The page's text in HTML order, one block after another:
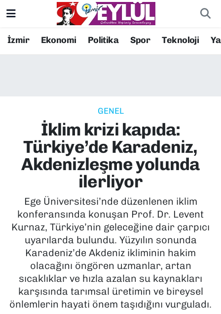
İzmir Ekonomi Politika Spor Teknoloji
GENEL
İklim krizi kapıda:
Türkiye’de Karadeniz,
Akdenizleşme yolunda
ilerliyor
Ege Üniversitesi’nde düzenlenen iklim
konferansında konuşan Prof. Dr. Levent
Kurnaz, Türkiye’nin geleceğine dair çarpıcı
uyarılarda bulundu. Yüzyılın sonunda
Karadeniz’de Akdeniz ikliminin hakim
olacağını öngören uzmanlar, artan
sıcaklıklar ve hızla azalan su kaynakları
karşısında tarımsal üretimin ve bireysel
önlemlerin hayati önem taşıdığını vurguladı.
Resmi İlanlar
EKONOMİ
KÜLTÜR SANAT
POLİTİKA
SAĞLIK
SPOR
TEKNOLOJİ
Konak Nöbetçi Eczaneler
Süper Lig Puan Durumu ve Fikstür
Tüm Manşetler
Son Dakika Haberleri